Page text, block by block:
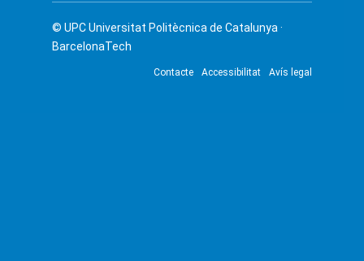
© UPCUniversitat Politècnica de Catalunya ·
BarcelonaTech
Contacte Accessibilitat Avís legal